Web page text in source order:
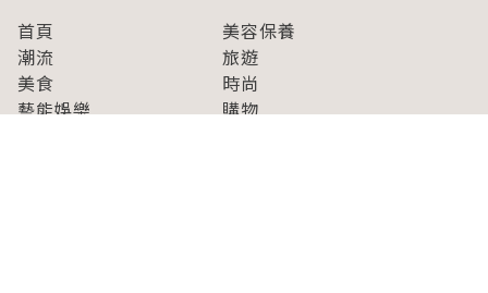
首頁
美容保養
潮流
旅遊
美食
時尚
藝能娛樂
購物